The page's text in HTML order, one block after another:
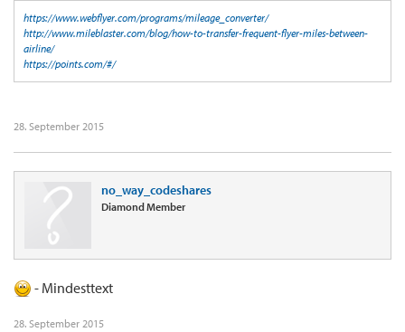
https://www.webflyer.com/programs/mileage_converter/
http://www.mileblaster.com/blog/how-to-transfer-frequent-flyer-miles-between-
airline/
https://points.com/#/
28. September 2015
no_way_codeshares
Diamond Member
- Mindesttext
28. September 2015